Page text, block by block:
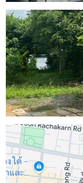
งาน
กับ
เรา